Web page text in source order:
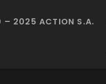
– 2025 ACTION S.A.